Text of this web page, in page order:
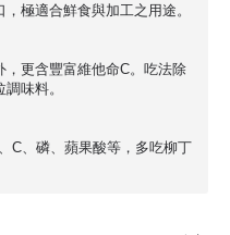
極適合鮮食與加工之用途。
，更含豐富維他命C。吃法除
味料。
C、磷、蘋果酸等，多吃柳丁